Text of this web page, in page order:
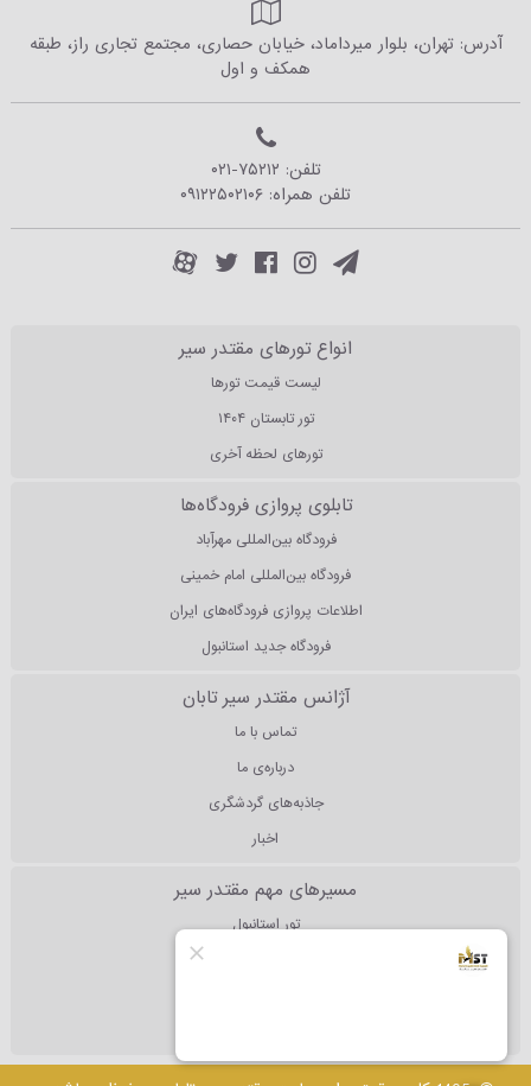
آدرس: تهران، بلوار میرداماد، خیابان حصاری، مجتمع تجاری راز، طبقه
همکف و اول
تلفن: ۰۲۱-۷۵۲۱۲
تلفن همراه: ۰۹۱۲۲۵۰۲۱۰۶
انواع تورهای مقتدر سیر
لیست قیمت تورها
تور تابستان ۱۴۰۴
تورهای لحظه آخری
تابلوی پروازی فرودگاه‌ها
فرودگاه بین‌المللی مهرآباد
فرودگاه بین‌المللی امام خمینی
اطلاعات پروازی فرودگاه‌های ایران
فرودگاه جدید استانبول
آژانس مقتدر سیر تابان
تماس با ما
درباره‌ی ما
جاذبه‌های گردشگری
اخبار
مسیرهای مهم مقتدر سیر
تور استانبول